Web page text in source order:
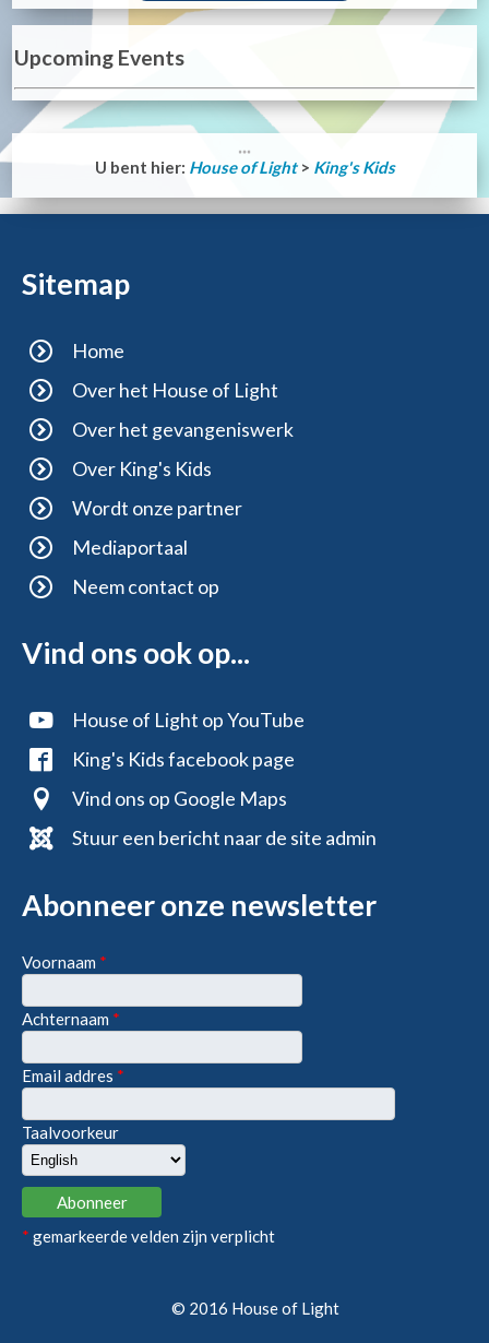
Upcoming Events
U bent hier: House of Light > King's Kids
Sitemap
Home
Over het House of Light
Over het gevangeniswerk
Over King's Kids
Wordt onze partner
Mediaportaal
Neem contact op
Vind ons ook op...
House of Light op YouTube
King's Kids facebook page
Vind ons op Google Maps
Stuur een bericht naar de site admin
Abonneer onze newsletter
Voornaam *
Achternaam *
Email addres *
Taalvoorkeur
* gemarkeerde velden zijn verplicht
© 2016 House of Light